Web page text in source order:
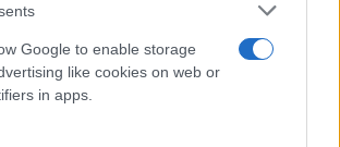
Google to enable storage
like cookies on web or
in apps.
εκστρατεία βομβαρδισμών
στη Γάζα μετά την επίθεση της
2023 στις συνοριακές